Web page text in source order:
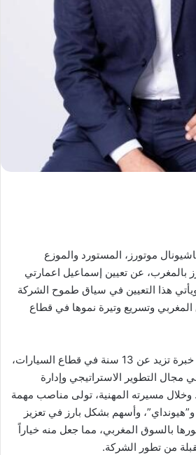
موتورز، المستورد والموزع
بالمغرب، عن تعيين إسماعيل اعمارتي
هذا التعيين في سياق طموح الشركة
وتسريع وتيرة نموها في قطاع
يمتلك إسماعيل اعمارتي خبرة تزيد عن 13 سنة في قطاع السيارات،
التطوير الاستراتيجي وإدارة
وخلال مسيرته المهنية، تولى مناصب مهمة
وأسهم بشكل بارز في تعزيز
بالسوق المغربي، مما جعل منه خياراً
من تطور الشركة.